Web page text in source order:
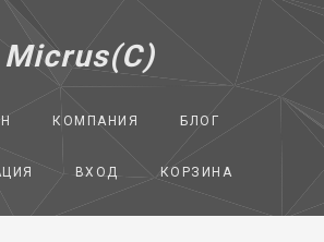
Micrus(C)
КОМПАНИЯ БЛОГ
ВХОД КОРЗИНА